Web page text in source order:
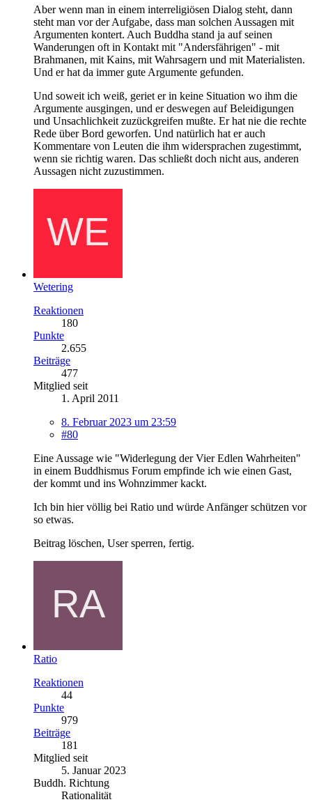
Aber wenn man in einem interreligiösen Dialog steht, dann
steht man vor der Aufgabe, dass man solchen Aussagen mit
Argumenten kontert. Auch Buddha stand ja auf seinen
Wanderungen oft in Kontakt mit "Andersfährigen" - mit
Brahmanen, mit Kains, mit Wahrsagern und mit Materialisten.
Und er hat da immer gute Argumente gefunden.
Und soweit ich weiß, geriet er in keine Situation wo ihm die
Argumente ausgingen, und er deswegen auf Beleidigungen
und Unsachlichkeit zuzückgreifen mußte. Er hat nie die rechte
Rede über Bord geworfen. Und natürlich hat er auch
Kommentare von Leuten die ihm widersprachen zugestimmt,
wenn sie richtig waren. Das schließt doch nicht aus, anderen
Aussagen nicht zuzustimmen.
Wetering
Reaktionen
180
Punkte
2.655
Beiträge
477
Mitglied seit
1. April 2011
8. Februar 2023 um 23:59
#80
Eine Aussage wie "Widerlegung der Vier Edlen Wahrheiten"
in einem Buddhismus Forum empfinde ich wie einen Gast,
der kommt und ins Wohnzimmer kackt.
Ich bin hier völlig bei Ratio und würde Anfänger schützen vor
so etwas.
Beitrag löschen, User sperren, fertig.
Ratio
Reaktionen
44
Punkte
979
Beiträge
181
Mitglied seit
5. Januar 2023
Buddh. Richtung
Rationalität